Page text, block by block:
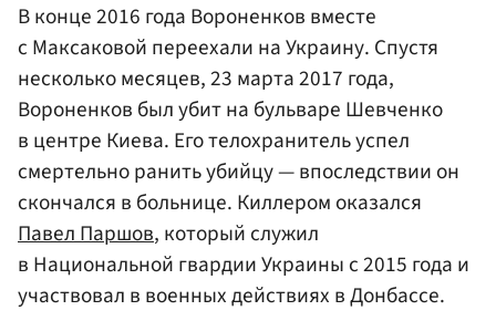
В конце 2016 года Вороненков вместе
с Максаковой переехали на Украину. Спустя
несколько месяцев, 23 марта 2017 года,
Вороненков был убит на бульваре Шевченко
в центре Киева. Его телохранитель успел
смертельно ранить убийцу — впоследствии он
скончался в больнице. Киллером оказался
Павел Паршов, который служил
в Национальной гвардии Украины с 2015 года и
участвовал в военных действиях в Донбассе.